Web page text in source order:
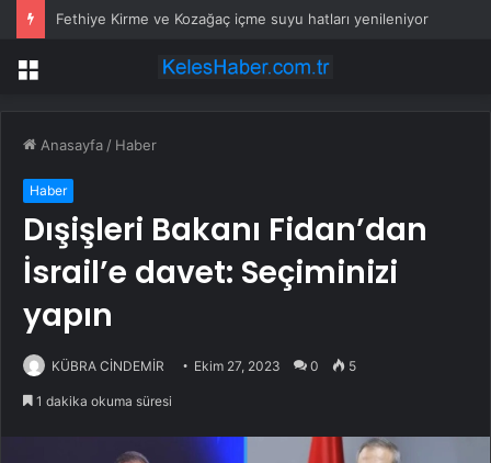
Fethiye Kirme ve Kozağaç içme suyu hatları yenileniyor
Menü
Anasayfa / Haber
Haber
Dışişleri Bakanı Fidan’dan
İsrail’e davet: Seçiminizi
yapın
KÜBRA CİNDEMİR Ekim 27, 2023 0 5
1 dakika okuma süresi